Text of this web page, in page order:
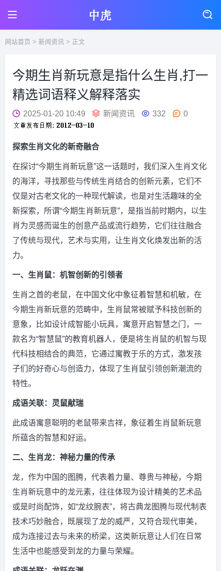
网站首页 > 新闻资讯 > 正文
今期生肖新玩意是指什么生肖,打一
精选词语释义解释落实
2025-01-20 10:49 新闻资讯 332 0
探索生肖文化的新奇融合
在探讨“今期生肖新玩意”这一话题时，我们深入生肖文化
的海洋，寻找那些与传统生肖结合的创新元素，它们不
仅是对古老文化的一种现代解读，也是对生活趣味的全
新探索，所谓“今期生肖新玩意”，是指当前时期内，以生
肖为灵感而诞生的创意产品或流行趋势，它们往往融合
了传统与现代，艺术与实用，让生肖文化焕发出新的活
力。
一、生肖鼠：机智创新的引领者
生肖之首的老鼠，在中国文化中象征着智慧和机敏，在
今期生肖新玩意的范畴中，生肖鼠常被赋予科技创新的
意象，比如设计成智能小玩具，寓意开启智慧之门，一
款名为“智慧鼠”的教育机器人，便是将生肖鼠的机智与现
代科技相结合的典范，它通过寓教于乐的方式，激发孩
子们的好奇心与创造力，体现了生肖鼠引领创新潮流的
特性。
成语关联：灵鼠献瑞
此成语寓意聪明的老鼠带来吉祥，象征着生肖鼠新玩意
所蕴含的智慧和好运。
二、生肖龙：神秘力量的传承
龙，作为中国的图腾，代表着力量、尊贵与神秘，今期
生肖新玩意中的龙元素，往往体现为设计精美的艺术品
或是时尚配饰，如“龙纹腕表”，将古典龙图腾与现代制表
技术巧妙融合，既展现了龙的威严，又符合现代审美，
成为连接过去与未来的桥梁，这类新玩意让人们在日常
生活中也能感受到龙的力量与荣耀。